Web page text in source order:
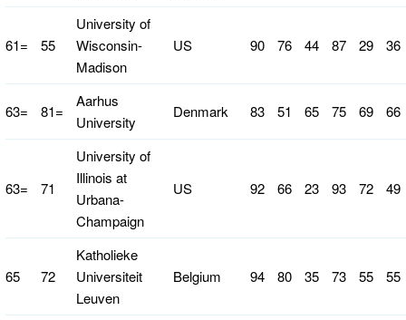
61= 55
University of
Wisconsin-
Madison
US 90 76 44 87 29 36
63= 81=
Aarhus
University
Denmark 83 51 65 75 69 66
63= 71
University of
Illinois at
Urbana-
Champaign
US 92 66 23 93 72 49
65 72
Katholieke
Universiteit
Leuven
Belgium 94 80 35 73 55 55